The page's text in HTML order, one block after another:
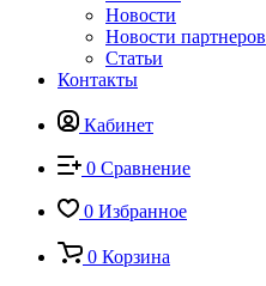
Новости
Новости партнеров
Статьи
Контакты
Кабинет
0 Сравнение
0 Избранное
0 Корзина